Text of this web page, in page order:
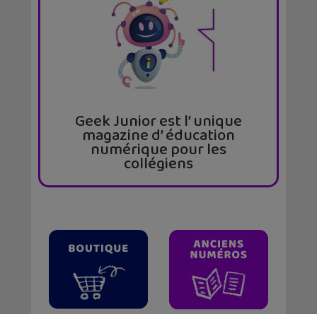
Geek Junior est l’ unique
magazine d’ éducation
numérique pour les
collégiens